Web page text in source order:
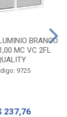
BRANCO
MC VC 2FL
9725
237,76